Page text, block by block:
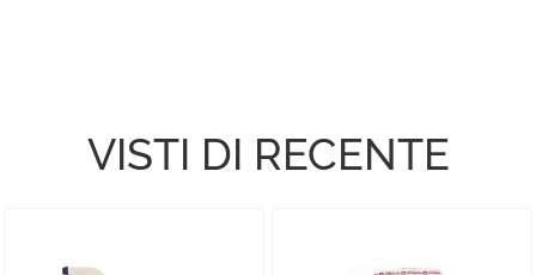
VISTI DI RECENTE